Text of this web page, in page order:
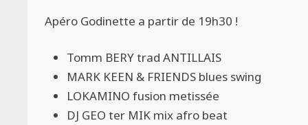
Apéro Godinette a partir de 19h30 !
Tomm BERY trad ANTILLAIS
MARK KEEN & FRIENDS blues swing
LOKAMINO fusion metissée
DJ GEO ter MIK mix afro beat